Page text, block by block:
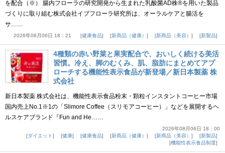
を配合（※） 腸内フローラの研究開発から生まれた乳酸菌AD株®を用いた製品
づくりに取り組む株式会社イブフローラ研究所は、オーラルケアと腸活を
サ……
2026年08月06日 18：21 健康食品 新商品（健康） 新商品（美容） 新製品
4種類の赤い野菜と果実配合で、おいしく続ける美活
習慣。冷え、脚のむくみ、肌、脂肪にまとめてアプ
ローチする機能性表示食品が新登場／新日本製薬 株
式会社
新日本製薬 株式会社は、機能性表示食品粉末・顆粒インスタントコーヒー市場
国内売上No.1※1の「Slimore Coffee（スリモアコーヒー）」などを展開するヘ
ルスケアブランド『Fun and He……
2026年08月06日 18：00
ダイエット
健康 健康食品 新商品（健康） 新商品（美容）
新製品
機能性表示食品制度